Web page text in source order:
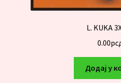
L. KUKA
0.00
Додај у